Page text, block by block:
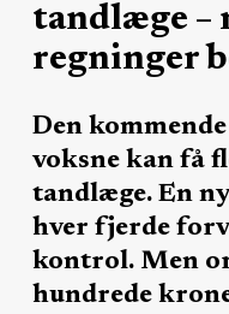
tandlæge –
regninger
Den
voksne kan få
tandlæge. En
hver fjerde
kontrol. Men
hundrede